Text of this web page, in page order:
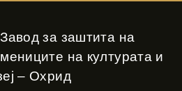
за заштита на
на културата и
– Охрид